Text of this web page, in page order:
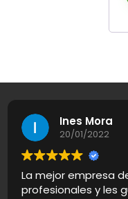
Ines Mora
20/01/2022
La mejor empresa
profesionales y les